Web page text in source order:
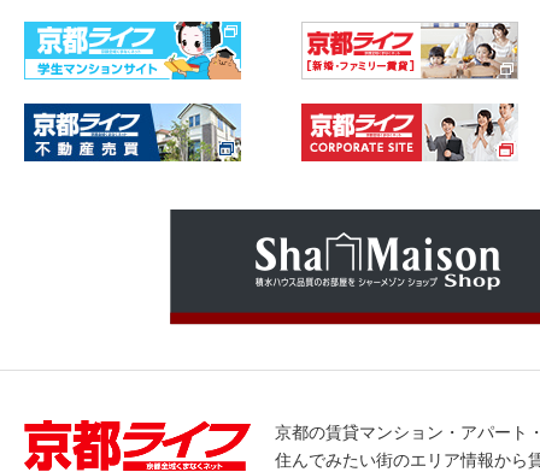
京都の賃貸マンション・アパート
住んでみたい街のエリア情報から